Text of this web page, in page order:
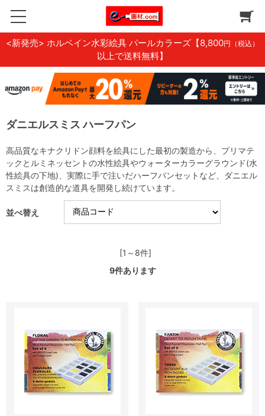
<新発売> ホルベイン水彩絵具 パールカラーズ 【8,800円（税込）
以上で送料無料】
ダニエルスミス ハーフパン
高品質なキナクリドン顔料を絵具にした最初の製造から、プリマテ
ックとルミネッセントの水性絵具やウォーターカラーグラウンド(水
性絵具の下地)、実際に手で注いだハーフパンセットなど、ダニエル
スミスは創造的な道具を開発し続けています。
並べ替え
[1～8件]
9件あります